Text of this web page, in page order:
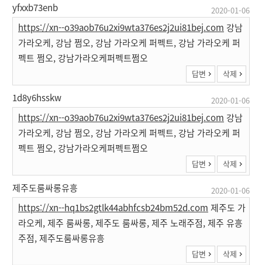
yfxxb73enb 2020-01-06
https://xn--o39aob76u2xi9wta376es2j2ui81bej.com 강남
가라오케, 강남 쩜오, 강남 가라오케 퍼펙트, 강남 가라오케 퍼
펙트 쩜오, 강남가라오케퍼펙트쩜오
답변 삭제
1d8y6hsskw 2020-01-06
https://xn--o39aob76u2xi9wta376es2j2ui81bej.com 강남
가라오케, 강남 쩜오, 강남 가라오케 퍼펙트, 강남 가라오케 퍼
펙트 쩜오, 강남가라오케퍼펙트쩜오
답변 삭제
제주도룸싸롱유흥 2020-01-06
https://xn--hq1bs2gtlk44abhfcsb24bm52d.com 제주도 가
라오케, 제주 룸싸롱, 제주도 룸싸롱, 제주 노래주점, 제주 유흥
주점, 제주도룸싸롱유흥
답변 삭제